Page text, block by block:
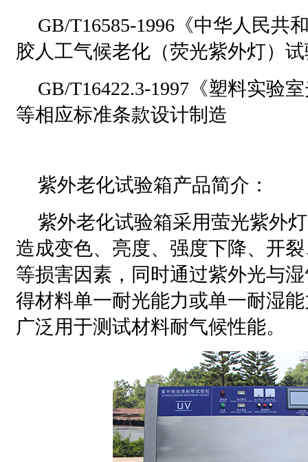
GB/T16585-1996《中华人民
胶人工气候老化（荧光紫外灯）
GB/T16422.3-1997《塑料实验
等相应标准条款设计制造
紫外老化试验箱产品简介：
紫外老化试验箱采用萤光紫外
造成变色、亮度、强度下降、开
等损害因素，同时通过紫外光与
得材料单一耐光能力或单一耐湿
广泛用于测试材料耐气候性能。